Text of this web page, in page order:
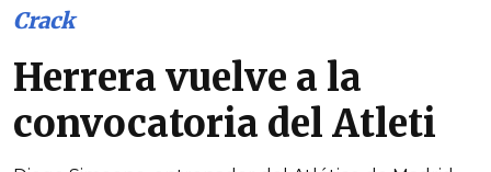
Crack
Herrera vuelve a la
convocatoria del Atleti